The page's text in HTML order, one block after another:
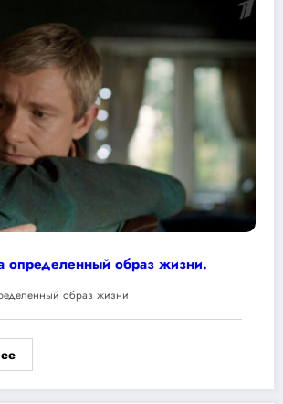
определенный образ жизни.
образ жизни